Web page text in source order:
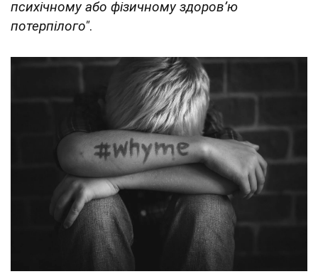
психічному або фізичному здоров’ю
потерпілого".